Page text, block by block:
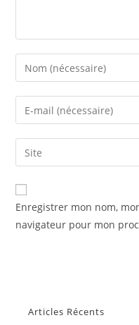
Enregistrer mon nom,
navigateur pour mon
Articles Récents